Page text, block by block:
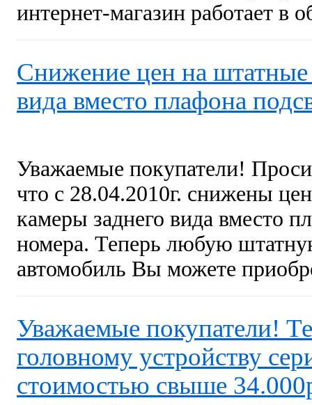
интернет-магазин работает в
Снижение цен на штатные
вида вместо плафона
Уважаемые покупатели!
что с 28.04.2010г. снижены
камеры заднего вида вместо
номера. Теперь любую
автомобиль Вы можете
Уважаемые покупатели!
головному устройству
стоимостью свыше